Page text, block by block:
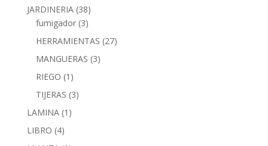
JARDINERIA (38)
fumigador (3)
HERRAMIENTAS (27)
MANGUERAS (3)
RIEGO (1)
TIJERAS (3)
LAMINA (1)
LIBRO (4)